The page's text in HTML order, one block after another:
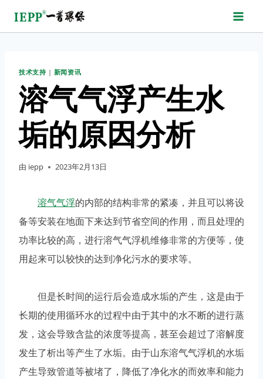
技术支持 | 新闻资讯
溶气气浮产生水
垢的原因分析
由 iepp 2023年2月13日
溶气气浮的内部的结构非常的紧凑，并且可以将设
备等安装在地面下来达到节省空间的作用，而且处理的
功率比较的高，进行溶气气浮机维修非常的方便等，使
用起来可以较快的达到净化污水的要求等。
但是长时间的运行后会造成水垢的产生，这是由于
长期的使用循环水的过程中由于其中的水不断的进行蒸
发，这会导致含盐的浓度等提高，甚至会超过了溶解度
发生了析出等产生了水垢。由于山东溶气气浮机的水垢
产生导致管道等被堵了，降低了净化水的而效率和能力